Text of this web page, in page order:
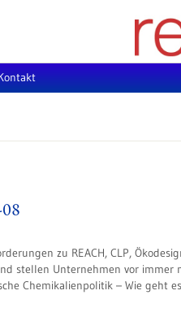
zu REACH, CLP,
stellen Unternehmen vor immer
Chemikalienpolitik – Wie geht